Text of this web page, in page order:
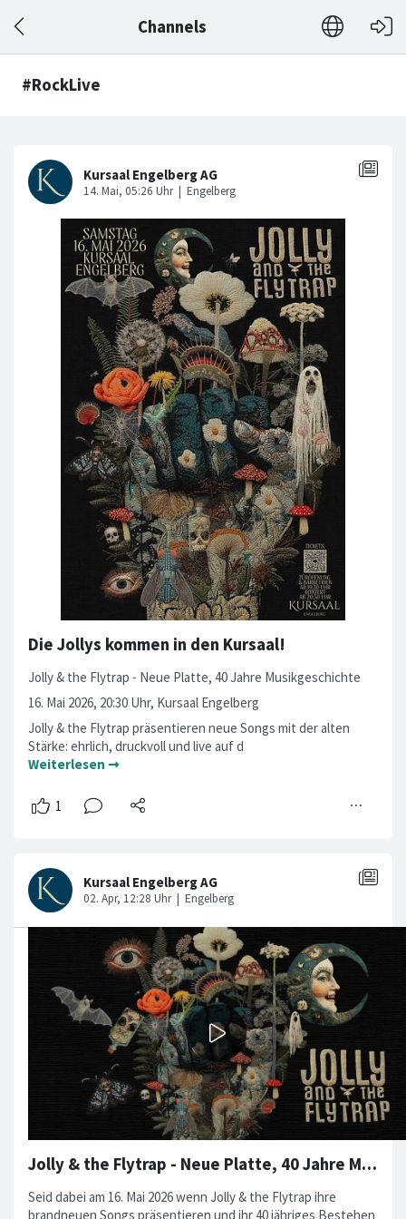
Channels
#RockLive
Die Jollys kommen in den Kursaal!
Jolly & the Flytrap - Neue Platte, 40 Jahre Musikgeschichte
16. Mai 2026, 20:30 Uhr, Kursaal Engelberg
Jolly & the Flytrap präsentieren neue Songs mit der alten
Stärke: ehrlich, druckvoll und live auf d
Weiterlesen ➞
Jolly & the Flytrap - Neue Platte, 40 Jahre Musikgeschichte!
Seid dabei am 16. Mai 2026 wenn Jolly & the Flytrap ihre
brandneuen Songs präsentieren und ihr 40 jähriges Bestehen